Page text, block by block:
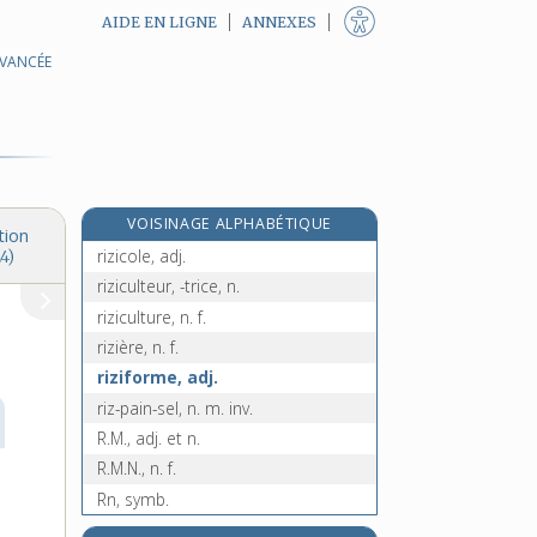
AIDE EN LIGNE ANNEXES
VOISINAGE ALPHABÉTIQUE
rizerie, n. f.
rizicole, adj.
riziculteur, -trice, n.
riziculture, n. f.
rizière, n. f.
riziforme, adj.
riz-pain-sel, n. m. inv.
R.M., adj. et n.
R.M.N., n. f.
Rn, symb.
road-movie, n. m.